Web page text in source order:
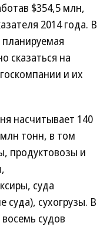
$354,5 млн,
2014 года. В
сказаться на
и их
насчитывает 140
тонн, в том
продуктовозы и
суда
суда), сухогрузы. В
судов